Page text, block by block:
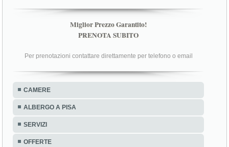
Miglior Prezzo Garantito!
PRENOTA SUBITO
Per prenotazioni contattare direttamente per telefono o email
CAMERE
ALBERGO A PISA
SERVIZI
OFFERTE